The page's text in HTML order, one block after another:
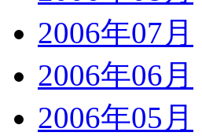
2006年07月
2006年06月
2006年05月